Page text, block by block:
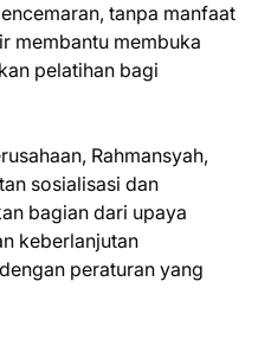
tanpa manfaat
membantu membuka
pelatihan bagi
Rahmansyah,
sosialisasi dan
bagian dari upaya
keberlanjutan
peraturan yang